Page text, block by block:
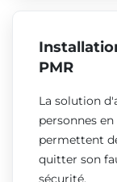
PMR
La solution
personnes
permettent
quitter son
sécurité.